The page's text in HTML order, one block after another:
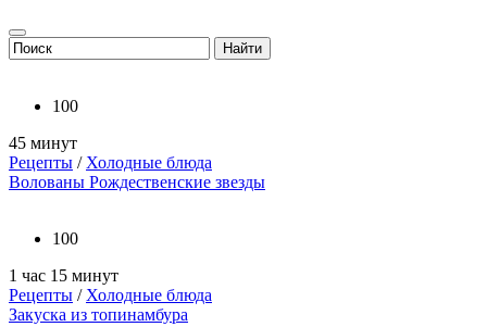
100
45 минут
Рецепты / Холодные блюда
Волованы Рождественские звезды
100
1 час 15 минут
Рецепты / Холодные блюда
Закуска из топинамбура